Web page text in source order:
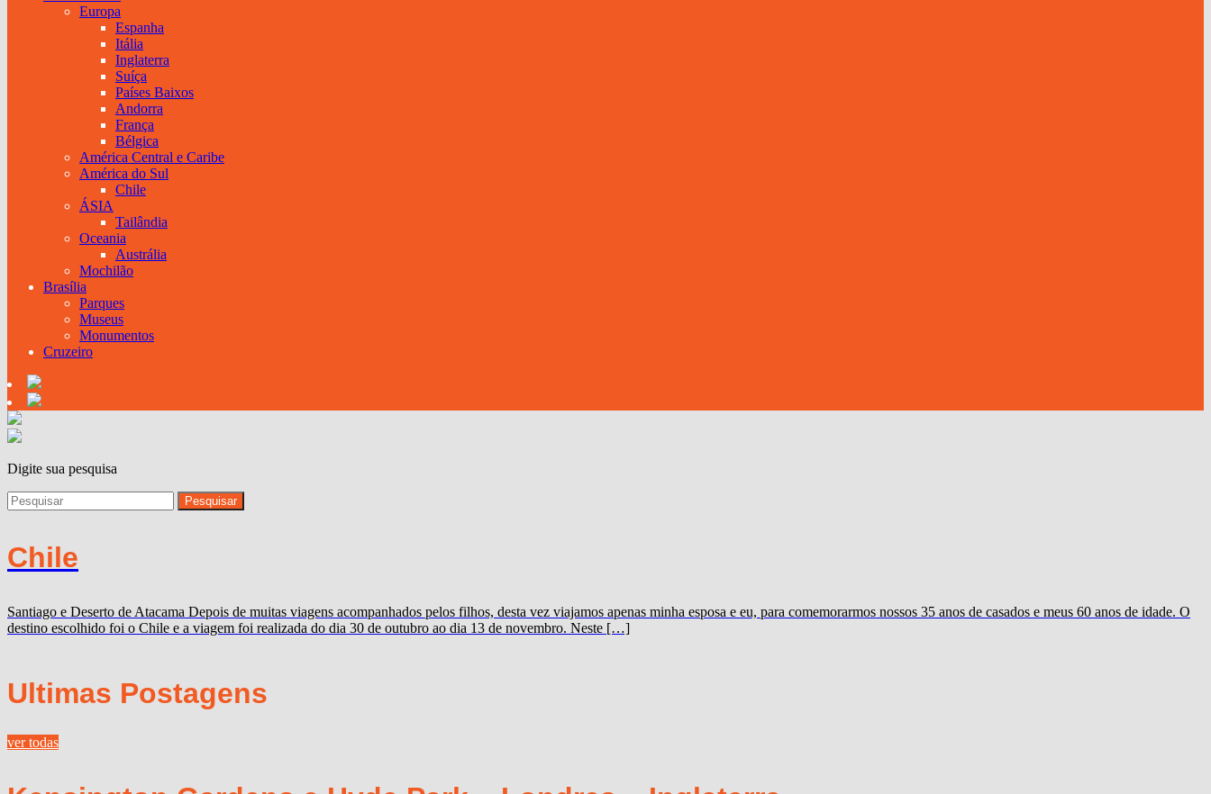
Europa
Espanha
Itália
Inglaterra
Suíça
Países Baixos
Andorra
França
Bélgica
América Central e Caribe
América do Sul
Chile
ÁSIA
Tailândia
Oceania
Austrália
Mochilão
Brasília
Parques
Museus
Monumentos
Cruzeiro
Digite sua pesquisa
Chile
Santiago e Deserto de Atacama Depois de muitas viagens acompanhados pelos filhos, desta vez viajamos apenas minha esposa e eu, para comemorarmos nossos 35 anos de casados e meus 60 anos de idade. O
destino escolhido foi o Chile e a viagem foi realizada do dia 30 de outubro ao dia 13 de novembro. Neste […]
Ultimas Postagens
ver todas